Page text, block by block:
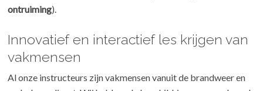
ontruiming).
Innovatief en interactief les krijgen van
vakmensen
Al onze instructeurs zijn vakmensen vanuit de brandweer en